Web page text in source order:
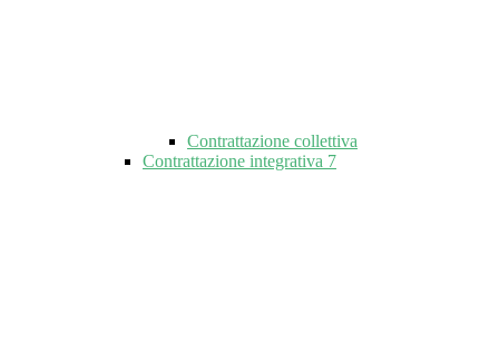
Contrattazione collettiva
Contrattazione integrativa 7